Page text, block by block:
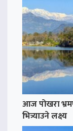
आज पोखरा
भित्र्याउने लक्ष्य